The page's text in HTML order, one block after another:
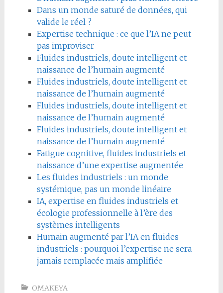
Dans un monde saturé de données, qui
valide le réel ?
Expertise technique : ce que l’IA ne peut
pas improviser
Fluides industriels, doute intelligent et
naissance de l’humain augmenté
Fluides industriels, doute intelligent et
naissance de l’humain augmenté
Fluides industriels, doute intelligent et
naissance de l’humain augmenté
Fluides industriels, doute intelligent et
naissance de l’humain augmenté
Fatigue cognitive, fluides industriels et
naissance d’une expertise augmentée
Les fluides industriels : un monde
systémique, pas un monde linéaire
IA, expertise en fluides industriels et
écologie professionnelle à l’ère des
systèmes intelligents
Humain augmenté par l’IA en fluides
industriels : pourquoi l’expertise ne sera
jamais remplacée mais amplifiée
OMAKEYA